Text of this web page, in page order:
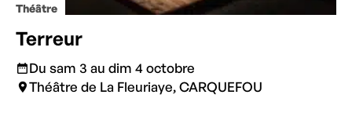
Théâtre
Terreur
Du sam 3 au dim 4 octobre
Théâtre de La Fleuriaye, CARQUEFOU